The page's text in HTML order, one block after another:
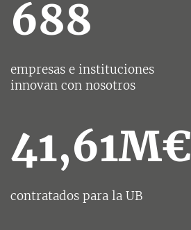
688
empresas e instituciones
innovan con nosotros
41,61M€
contratados para la UB